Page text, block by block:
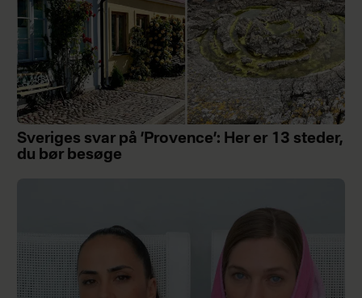
Sveriges svar på ’Provence’: Her er 13 steder,
du bør besøge